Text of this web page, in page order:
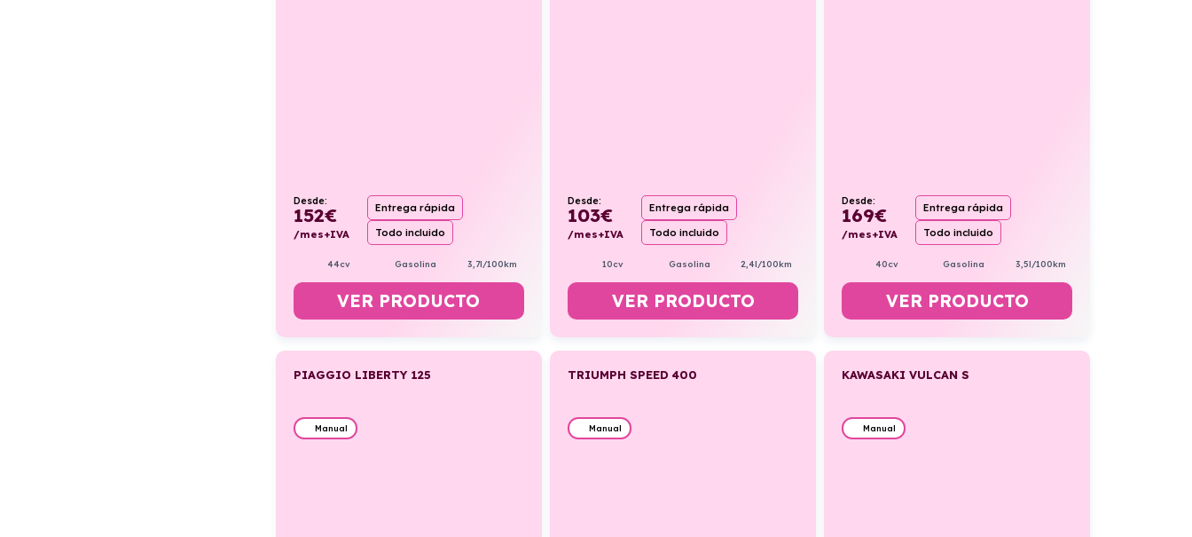
Desde:
152€
/mes+IVA
Entrega rápida
Todo incluido
44cv Gasolina 3,7l/100km
VER PRODUCTO
Desde:
103€
/mes+IVA
Entrega rápida
Todo incluido
10cv Gasolina 2,4l/100km
VER PRODUCTO
Desde:
169€
/mes+IVA
Entrega rápida
Todo incluido
40cv Gasolina 3,5l/100km
VER PRODUCTO
PIAGGIO LIBERTY 125
Manual
TRIUMPH SPEED 400
Manual
KAWASAKI VULCAN S
Manual